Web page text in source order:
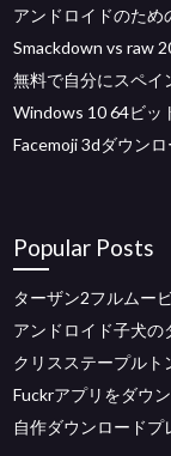
アンドロイドのた
Smackdown vs raw
無料で自分にスペイ
Windows 10 64ビッ
Facemoji 3dダウンロ
Popular Posts
ターザン2フルムー
アンドロイド子犬の
クリスステープルト
Fuckrアプリをダウ
自作ダウンロードプ